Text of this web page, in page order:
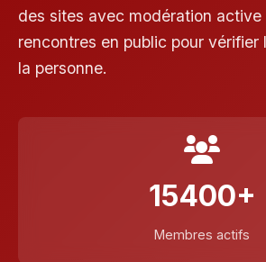
des sites avec modération
rencontres en public pour vérifier
la personne.
15400+
Membres actifs